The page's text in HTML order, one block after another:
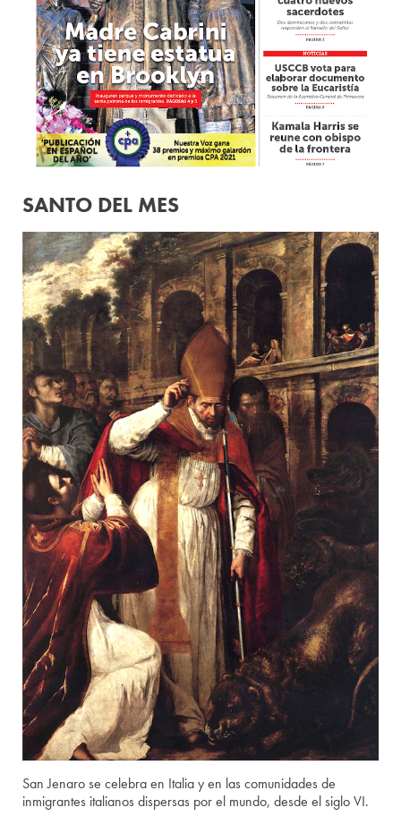
SANTO DEL MES
San Jenaro se celebra en Italia y en las comunidades de
inmigrantes italianos dispersas por el mundo, desde el siglo VI.